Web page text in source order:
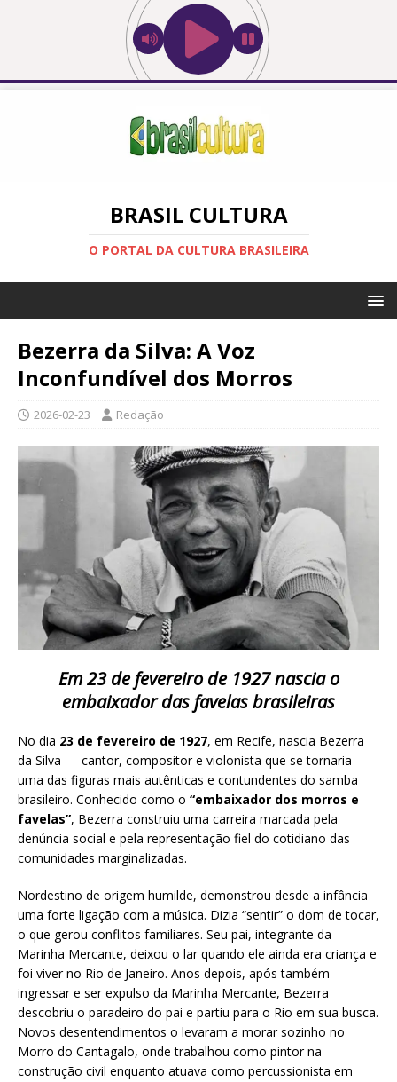
BRASIL CULTURA
O PORTAL DA CULTURA BRASILEIRA
Bezerra da Silva: A Voz
Inconfundível dos Morros
2026-02-23 Redação
Em 23 de fevereiro de 1927 nascia o
embaixador das favelas brasileiras
No dia 23 de fevereiro de 1927, em Recife, nascia Bezerra
da Silva — cantor, compositor e violonista que se tornaria
uma das figuras mais autênticas e contundentes do samba
brasileiro. Conhecido como o “embaixador dos morros e
favelas”, Bezerra construiu uma carreira marcada pela
denúncia social e pela representação fiel do cotidiano das
comunidades marginalizadas.
Nordestino de origem humilde, demonstrou desde a infância
uma forte ligação com a música. Dizia “sentir” o dom de tocar,
o que gerou conflitos familiares. Seu pai, integrante da
Marinha Mercante, deixou o lar quando ele ainda era criança e
foi viver no Rio de Janeiro. Anos depois, após também
ingressar e ser expulso da Marinha Mercante, Bezerra
descobriu o paradeiro do pai e partiu para o Rio em sua busca.
Novos desentendimentos o levaram a morar sozinho no
Morro do Cantagalo, onde trabalhou como pintor na
construção civil enquanto atuava como percussionista em